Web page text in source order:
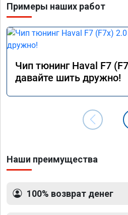
Примеры наших работ
Чип тюнинг Haval F7
давайте шить дружно!
Наши преимущества
100% возврат денег